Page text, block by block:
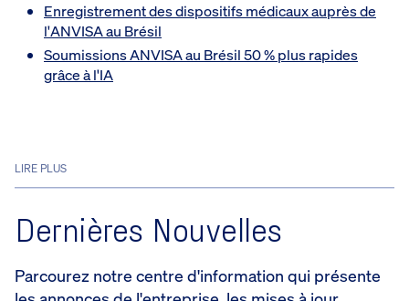
Enregistrement des dispositifs médicaux auprès de
l'ANVISA au Brésil
Soumissions ANVISA au Brésil 50 % plus rapides
grâce à l'IA
LIRE PLUS
Dernières Nouvelles
Parcourez notre centre d'information qui présente